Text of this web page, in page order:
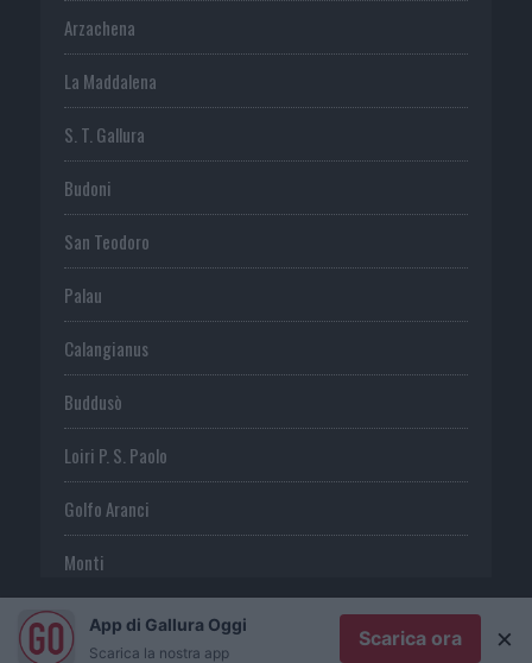
Arzachena
La Maddalena
S. T. Gallura
Budoni
San Teodoro
Palau
Calangianus
Buddusò
Loiri P. S. Paolo
Golfo Aranci
Monti
TeltiApp di Gallura Oggi
Scarica la nostra app
Scarica ora ×